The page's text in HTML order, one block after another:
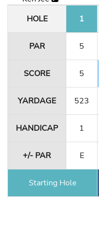
HOLE
1
PAR 5
SCORE 5
YARDAGE 523
HANDICAP 1
+/- PAR E
Starting Hole